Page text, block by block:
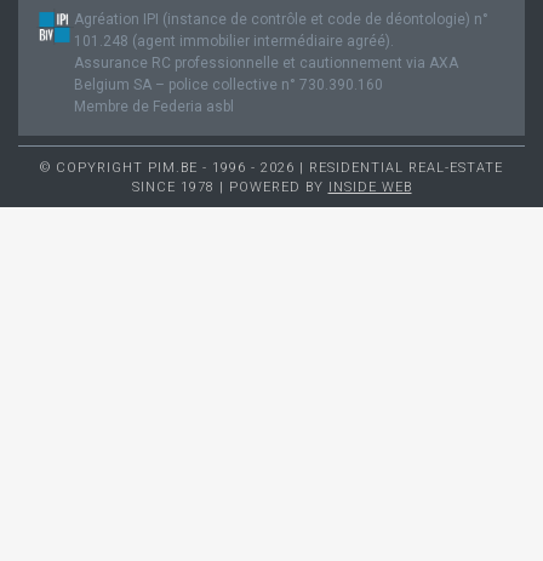
Agréation IPI (instance de contrôle et code de déontologie) n°
101.248 (agent immobilier intermédiaire agréé).
Assurance RC professionnelle et cautionnement via AXA
Belgium SA – police collective n° 730.390.160
Membre de Federia asbl
© COPYRIGHT PIM.BE - 1996 - 2026 | RESIDENTIAL REAL-ESTATE
SINCE 1978 | POWERED BY INSIDE WEB